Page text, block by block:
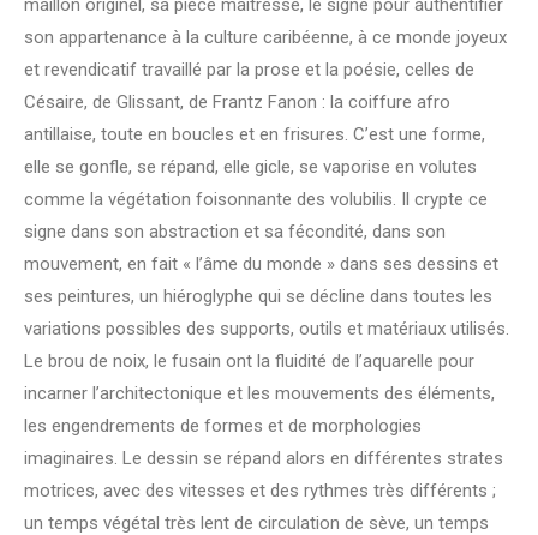
maillon originel, sa pièce maîtresse, le signe pour authentifier
son appartenance à la culture caribéenne, à ce monde joyeux
et revendicatif travaillé par la prose et la poésie, celles de
Césaire, de Glissant, de Frantz Fanon : la coiffure afro
antillaise, toute en boucles et en frisures. C’est une forme,
elle se gonfle, se répand, elle gicle, se vaporise en volutes
comme la végétation foisonnante des volubilis. Il crypte ce
signe dans son abstraction et sa fécondité, dans son
mouvement, en fait « l’âme du monde » dans ses dessins et
ses peintures, un hiéroglyphe qui se décline dans toutes les
variations possibles des supports, outils et matériaux utilisés.
Le brou de noix, le fusain ont la fluidité de l’aquarelle pour
incarner l’architectonique et les mouvements des éléments,
les engendrements de formes et de morphologies
imaginaires. Le dessin se répand alors en différentes strates
motrices, avec des vitesses et des rythmes très différents ;
un temps végétal très lent de circulation de sève, un temps